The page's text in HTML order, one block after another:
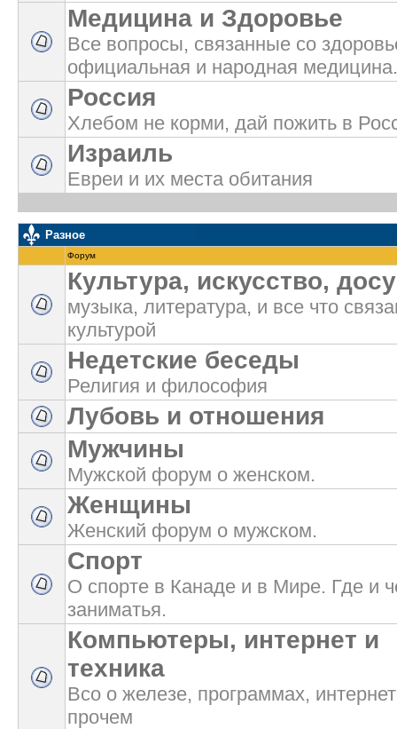
Медицина и Здоровье
Все вопросы, связанные со
официальная и народная медицина.
Россия
Хлебом не корми, дай пожить в
Израиль
Евреи и их места обитания
Разное
Форум
Культура, искусство,
музыка, литература, и все что
культурой
Недетские беседы
Религия и философия
Лубовь и отношения
Мужчины
Мужской форум о женском.
Женщины
Женский форум о мужском.
Спорт
О спорте в Канаде и в Мире. Где и
заниматья.
Компьютеры, интернет и
техника
Всо о железе, программах,
прочем